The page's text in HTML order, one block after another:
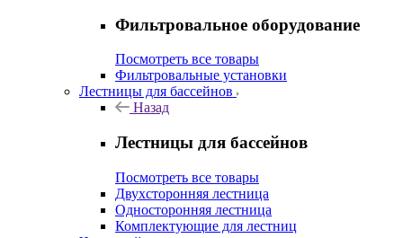
Фильтровальное оборудование
Посмотреть все товары
Фильтровальные установки
Лестницы для бассейнов
Назад
Лестницы для бассейнов
Посмотреть все товары
Двухсторонняя лестница
Односторонняя лестница
Комплектующие для лестниц